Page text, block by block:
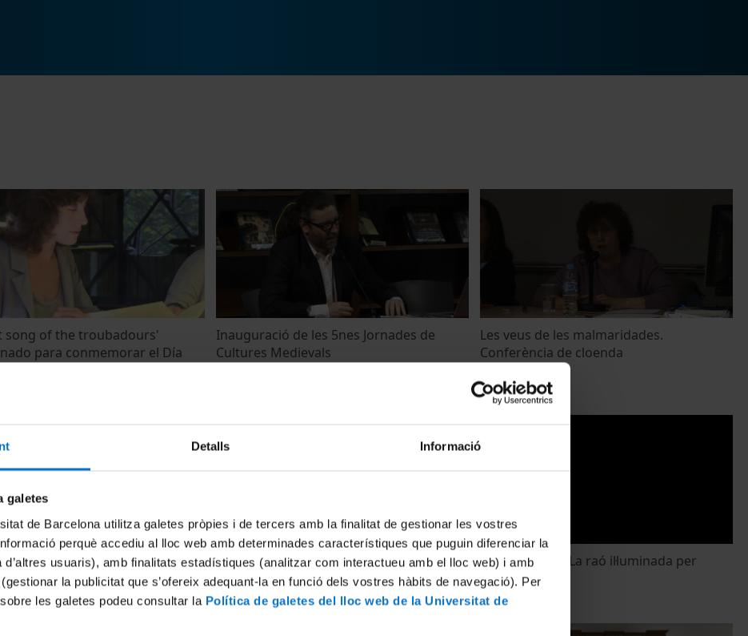
Detalls Informació
galetes
de Barcelona utilitza galetes pròpies i de tercers amb la finalitat de gestionar les vostres
perquè accediu al lloc web amb determinades característiques que puguin diferenciar la
usuaris), amb finalitats estadístiques (analitzar com interactueu amb el lloc web) i amb
la publicitat que s’ofereix adequant-la en funció dels vostres hàbits de navegació). Per
les galetes podeu consultar la Política de galetes del lloc web de la Universitat de
song of the troubadours'
para conmemorar el Día
2013
Inauguració de les 5nes Jornades de
Cultures Medievals
Les veus de les malmaridades.
Conferència de cloenda
femenines de relació davant
sexual'
2010
Taller 'De llibertats i repressions'
3 Marzo, 2010
'Les Beguines. La raó il·luminada per
l'amor'
3 Marzo, 2010